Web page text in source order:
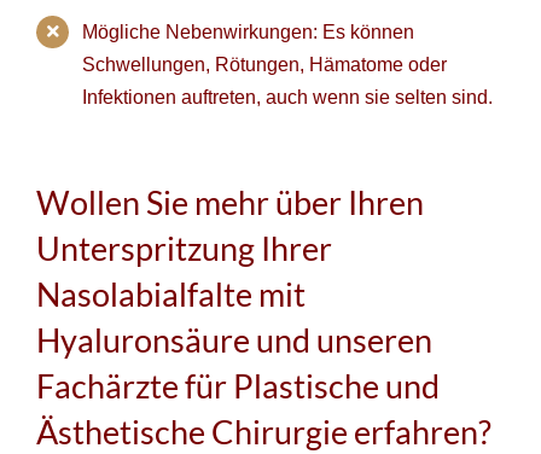
Mögliche Nebenwirkungen: Es können
Schwellungen, Rötungen, Hämatome oder
Infektionen auftreten, auch wenn sie selten sind.
Wollen Sie mehr über Ihren
Unterspritzung Ihrer
Nasolabialfalte mit
Hyaluronsäure und unseren
Fachärzte für Plastische und
Ästhetische Chirurgie erfahren?